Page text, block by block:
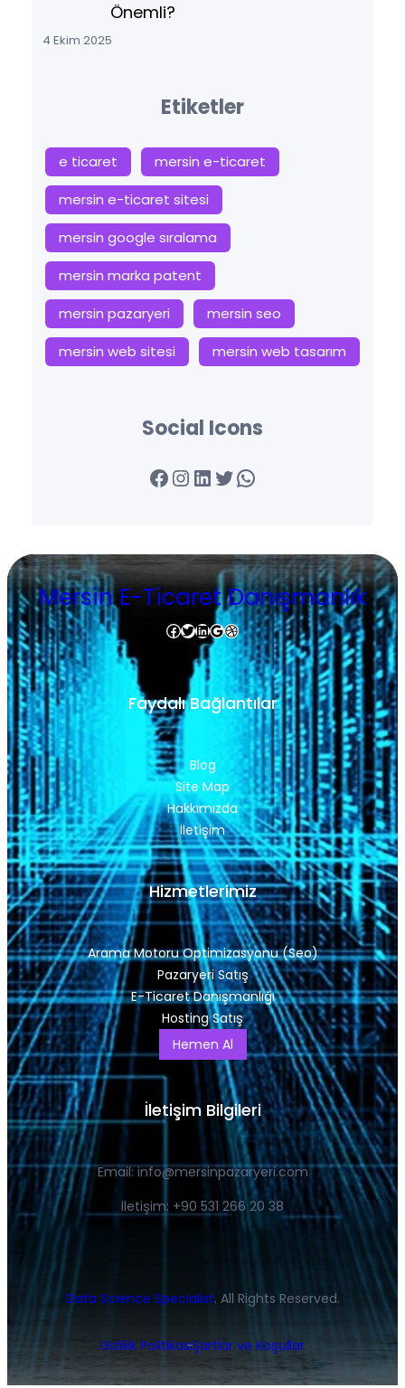
Önemli?
4 Ekim 2025
Etiketler
e ticaret
mersin e-ticaret
mersin e-ticaret sitesi
mersin google sıralama
mersin marka patent
mersin pazaryeri
mersin seo
mersin web sitesi
mersin web tasarım
Social Icons
Facebook InstagramLinkedIn Twitter WhatsApp
Mersin E-Ticaret Danışmanlık
Facebook Twitter LinkedIn Google Dribbble
Faydalı Bağlantılar
Blog
Site Map
Hakkımızda
İletişim
Hizmetlerimiz
Arama Motoru Optimizasyonu (Seo)
Pazaryeri Satış
E-Ticaret Danışmanlığı
Hosting Satış
Hemen Al
İletişim Bilgileri
Email:info@mersinpazaryeri.com
İletişim: +90 531 266 20 38
Data Science Specialist. All Rights Reserved.
Gizlilik PolitikasıŞartlar ve Koşullar